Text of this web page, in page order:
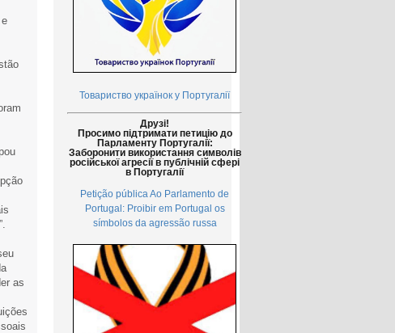
as
Товариство українок у Португалії
Друзі!
Просимо підтримати петицію до
Парламенту Португалії:
Заборонити використання символів
російської агресії в публічній сфері
в Португалії
Petição pública Ao Parlamento de
Portugal: Proibir em Portugal os
símbolos da agressão russa